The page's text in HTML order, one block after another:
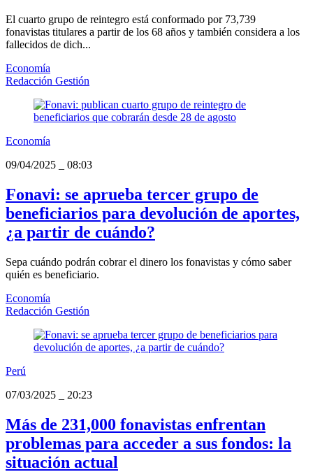
El cuarto grupo de reintegro está conformado por 73,739
fonavistas titulares a partir de los 68 años y también considera a los
fallecidos de dich...
Economía
Redacción Gestión
Economía
09/04/2025
08:03
Fonavi: se aprueba tercer grupo de
beneficiarios para devolución de aportes,
¿a partir de cuándo?
Sepa cuándo podrán cobrar el dinero los fonavistas y cómo saber
quién es beneficiario.
Economía
Redacción Gestión
Perú
07/03/2025
20:23
Más de 231,000 fonavistas enfrentan
problemas para acceder a sus fondos: la
situación actual